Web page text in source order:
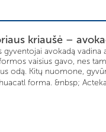
kriaušė –
gyventojai avokadą vadina
vaisius gavo, nes
odą. Kitų nuomone,
forma. &nbsp;